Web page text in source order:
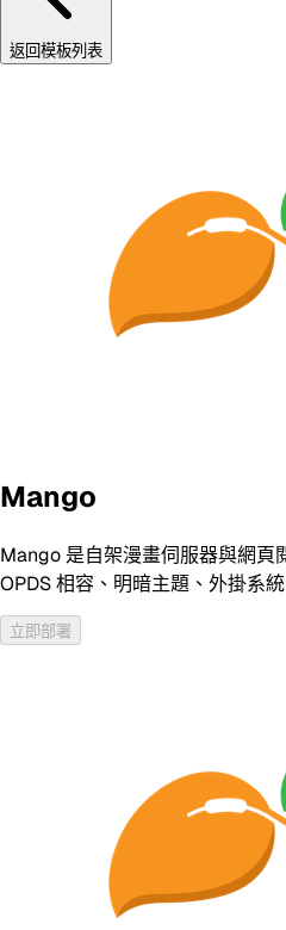
返回模板列表
Mango
Mango 是自架漫畫伺服器與網頁
OPDS 相容、明暗主題、外掛系
立即部署